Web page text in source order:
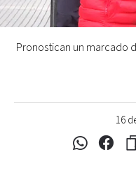
16
Pronostican un marcado